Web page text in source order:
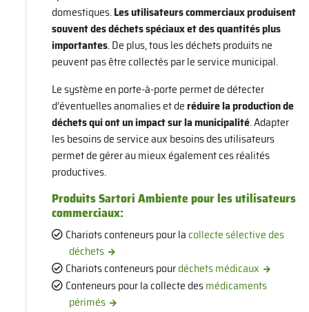
domestiques.Les utilisateurs commerciaux produisent
souvent des déchets spéciaux et des quantités plus
importantes. De plus, tous les déchets produits ne
peuvent pas être collectés par le service municipal.
Le système en porte-à-porte permet de détecter
d’éventuelles anomalies et deréduire la production de
déchets qui ont un impact sur la municipalité. Adapter
les besoins de service aux besoins des utilisateurs
permet de gérer au mieux également ces réalités
productives.
Produits Sartori Ambiente pour les utilisateurs
commerciaux:
Chariots conteneurs pour la collecte sélective des
déchets
Chariots conteneurs pourdéchets médicaux
Conteneurs pour la collecte desmédicaments
périmés